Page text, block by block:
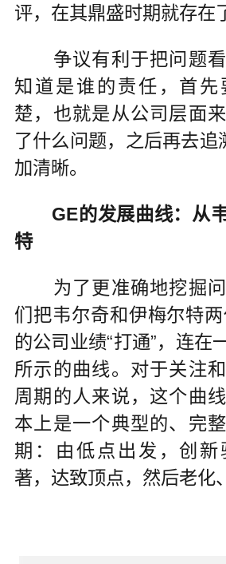
评，在其鼎盛时期就存在
争议有利于把问题看
知道是谁的责任，首先
楚，也就是从公司层面
了什么问题，之后再去追
加清晰。
GE的发展曲线：从
特
为了更准确地挖掘问
们把韦尔奇和伊梅尔特
的公司业绩“打通”，连在
所示的曲线。对于关注
周期的人来说，这个曲
本上是一个典型的、完
期：由低点出发，创新
著，达致顶点，然后老化